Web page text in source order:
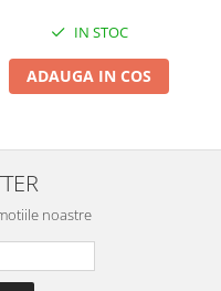
IN STOC
ADAUGA IN COS
noastre